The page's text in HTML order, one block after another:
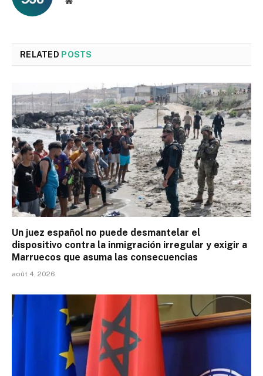
RELATED POSTS
Un juez español no puede desmantelar el
dispositivo contra la inmigración irregular y exigir a
Marruecos que asuma las consecuencias
août 4, 2026